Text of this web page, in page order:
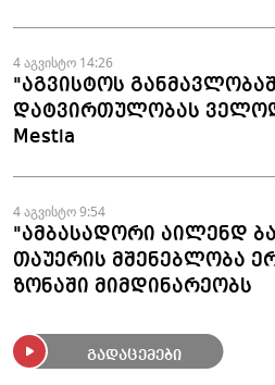
4 აგვისტო 14:26
"აგვისტოს
დატვირთულობას
Mestia
4 აგვისტო 9:54
"ამბასადორი აილენდ
თაუერის მშენებლობა
ზონაში მიმდინარეობს
გადაცემები